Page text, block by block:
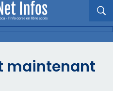
maintenant